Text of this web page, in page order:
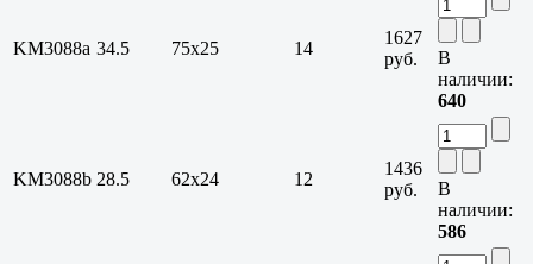
KM3088a 34.5 75х25 14
1627
руб.
В
наличии:
640
KM3088b 28.5 62х24 12
1436
руб.
В
наличии:
586